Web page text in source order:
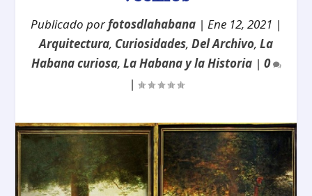
Publicado porfotosdlahabana | Ene 12, 2021 |
Arquitectura, Curiosidades, Del Archivo, La
Habana curiosa, La Habana y la Historia| 0
|